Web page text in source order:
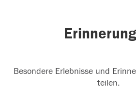
Besondere Erlebnisse und
teilen.